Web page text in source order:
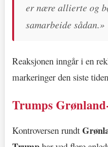
er nære allierte og
samarbeide sådan.»
Reaksjonen inngår i en
markeringer den siste
Trumps
Kontroversen rundt